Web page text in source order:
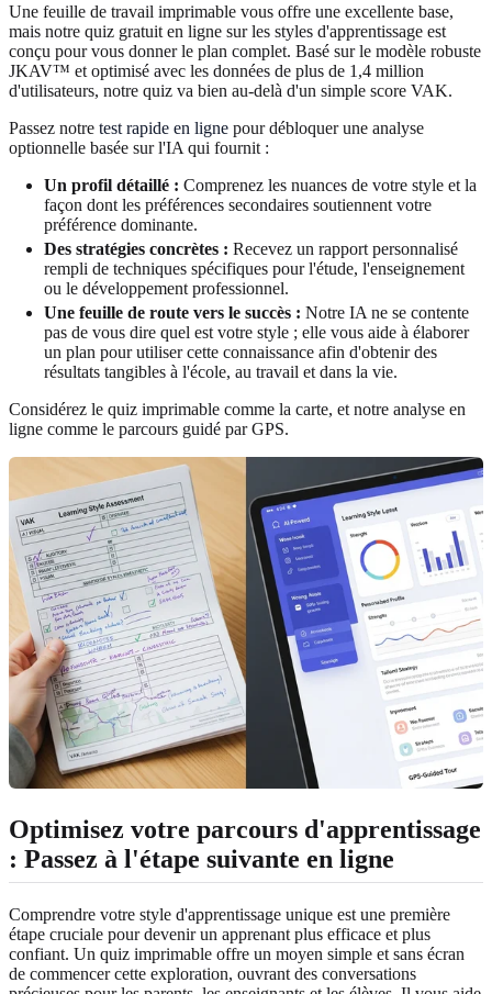
Une feuille de travail imprimable vous offre une excellente base,
mais notre quiz gratuit en ligne sur les styles d'apprentissage est
conçu pour vous donner le plan complet. Basé sur le modèle robuste
JKAV™ et optimisé avec les données de plus de 1,4 million
d'utilisateurs, notre quiz va bien au-delà d'un simple score VAK.
Passez notre test rapide en ligne pour débloquer une analyse
optionnelle basée sur l'IA qui fournit :
Un profil détaillé : Comprenez les nuances de votre style et la
façon dont les préférences secondaires soutiennent votre
préférence dominante.
Des stratégies concrètes : Recevez un rapport personnalisé
rempli de techniques spécifiques pour l'étude, l'enseignement
ou le développement professionnel.
Une feuille de route vers le succès : Notre IA ne se contente
pas de vous dire quel est votre style ; elle vous aide à élaborer
un plan pour utiliser cette connaissance afin d'obtenir des
résultats tangibles à l'école, au travail et dans la vie.
Considérez le quiz imprimable comme la carte, et notre analyse en
ligne comme le parcours guidé par GPS.
Optimisez votre parcours d'apprentissage
: Passez à l'étape suivante en ligne
Comprendre votre style d'apprentissage unique est une première
étape cruciale pour devenir un apprenant plus efficace et plus
confiant. Un quiz imprimable offre un moyen simple et sans écran
de commencer cette exploration, ouvrant des conversations